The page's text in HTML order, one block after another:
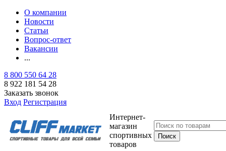
О компании
Новости
Статьи
Вопрос-ответ
Вакансии
...
8 800 550 64 28
8 922 181 54 28
Заказать звонок
Вход Регистрация
Интернет-
магазин
спортивных
товаров